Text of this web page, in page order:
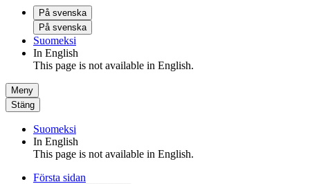
På svenska
På svenska
Suomeksi
In English
This page is not available in English.
Meny
Stäng
Suomeksi
In English
This page is not available in English.
Första sidan